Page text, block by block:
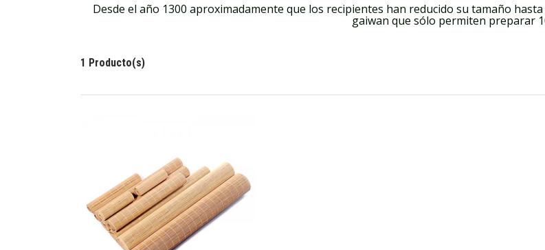
Desde el año 1300 aproximadamente que los recipientes han reducido su tamaño
gaiwan que sólo permiten preparar
1 Producto(s)